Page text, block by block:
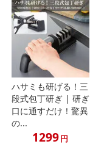
ハサミも研げる！三
段式包丁研ぎ | 研ぎ
口に通すだけ！驚異
の...
1299円